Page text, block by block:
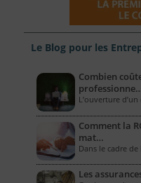
Le Blog pour les
Combien
L’ouverture
Comment la
mat…
Dans le cadre
Les